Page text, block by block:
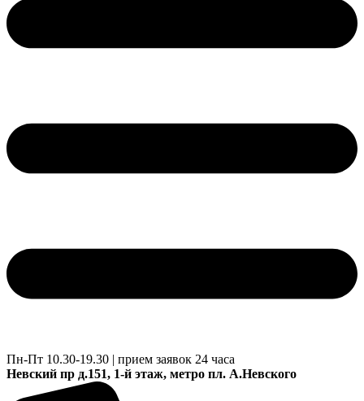
Пн-Пт 10.30-19.30 | прием заявок 24 часа
Невский пр д.151, 1-й этаж, метро пл. А.Невского